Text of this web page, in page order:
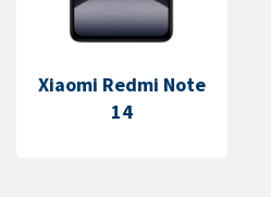
Xiaomi Redmi Note
14